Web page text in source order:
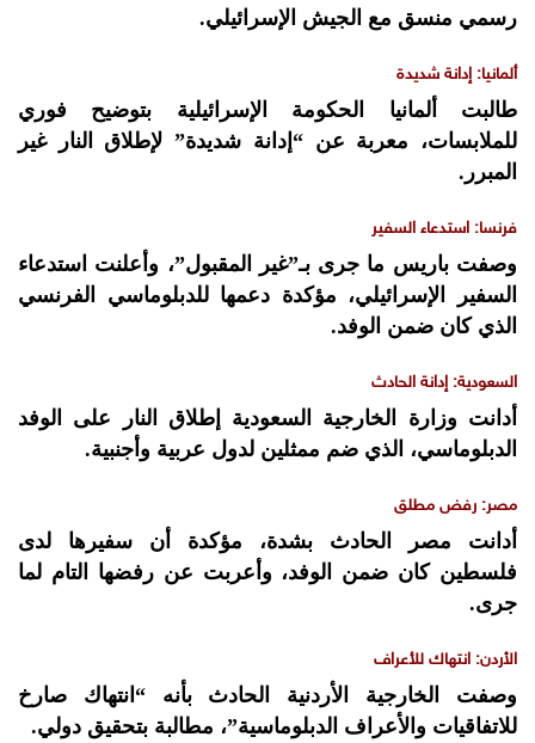
رسمي منسق مع الجيش الإسرائيلي.
ألمانيا: إدانة شديدة
طالبت ألمانيا الحكومة الإسرائيلية بتوضيح فوري
للملابسات، معربة عن “إدانة شديدة” لإطلاق النار غير
المبرر.
فرنسا: استدعاء السفير
وصفت باريس ما جرى بـ”غير المقبول”، وأعلنت استدعاء
السفير الإسرائيلي، مؤكدة دعمها للدبلوماسي الفرنسي
الذي كان ضمن الوفد.
السعودية: إدانة الحادث
أدانت وزارة الخارجية السعودية إطلاق النار على الوفد
الدبلوماسي، الذي ضم ممثلين لدول عربية وأجنبية.
مصر: رفض مطلق
أدانت مصر الحادث بشدة، مؤكدة أن سفيرها لدى
فلسطين كان ضمن الوفد، وأعربت عن رفضها التام لما
جرى.
الأردن: انتهاك للأعراف
وصفت الخارجية الأردنية الحادث بأنه “انتهاك صارخ
للاتفاقيات والأعراف الدبلوماسية”، مطالبة بتحقيق دولي.